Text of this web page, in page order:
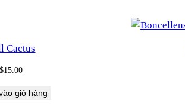
Cactus
$15.00
giỏ hàng